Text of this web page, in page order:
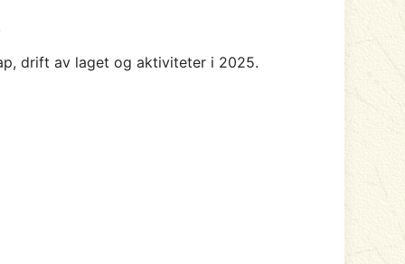
drift av laget og aktiviteter i 2025.